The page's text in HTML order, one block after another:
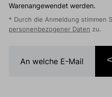
Warenangewendet werden.
* Durch die Anmeldung stimmen
personenbezogener Daten zu.